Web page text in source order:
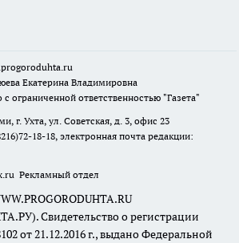
Екатерина Владимировна
ограниченной ответственностью "Газета"
г. Ухта, ул. Советская, д. 3, офис 23
18-18, электронная почта редакции:
Рекламный отдел
Свидетельство о регистрации
от 21.12.2016 г., выдано Федеральной